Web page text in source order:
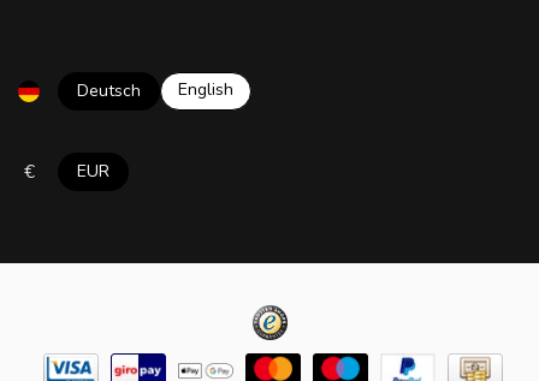
Deutsch English
€ EUR